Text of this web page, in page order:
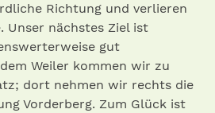
Richtung und verlieren
Unser nächstes Ziel ist
gut
Weiler kommen wir zu
dort nehmen wir rechts die
Vorderberg. Zum Glück ist